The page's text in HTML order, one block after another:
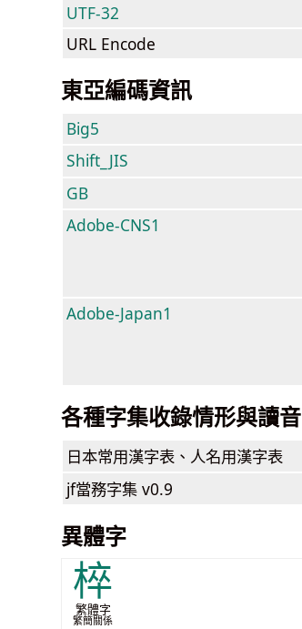
UTF-32
URL Encode
東亞編碼資訊
Big5
Shift_JIS
GB
Adobe-CNS1
Adobe-Japan1
各種字集收錄情形與讀音
日本常用漢字表 、人名用漢字表
jf當務字集 v0.9
異體字
椊
繁體字
繁簡關係